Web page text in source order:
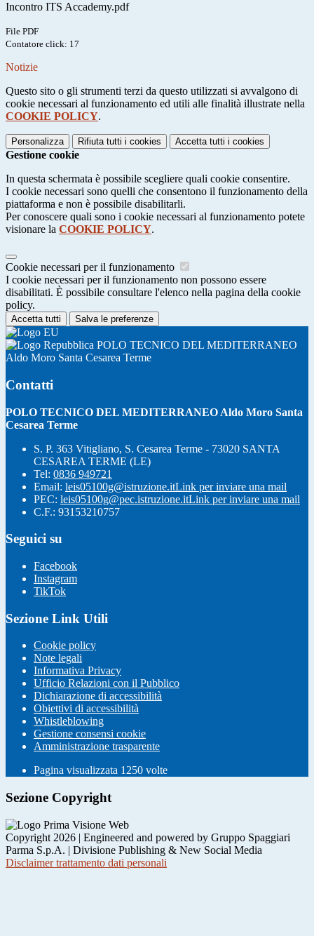
Incontro ITS Accademy.pdf
File PDF
Contatore click: 17
Notizie
Questo sito o gli strumenti terzi da questo utilizzati si avvalgono di
cookie necessari al funzionamento ed utili alle finalità illustrate nella
COOKIE POLICY.
Personalizza Rifiuta tutti i cookies Accetta tutti i cookies
Gestione cookie
In questa schermata è possibile scegliere quali cookie consentire.
I cookie necessari sono quelli che consentono il funzionamento della
piattaforma e non è possibile disabilitarli.
Per conoscere quali sono i cookie necessari al funzionamento potete
visionare la COOKIE POLICY.
Cookie necessari per il funzionamento
I cookie necessari per il funzionamento non possono essere
disabilitati. È possibile consultare l'elenco nella pagina della cookie
policy.
Accetta tutti Salva le preferenze
POLO TECNICO DEL MEDITERRANEO
Aldo Moro Santa Cesarea Terme
Contatti
POLO TECNICO DEL MEDITERRANEO Aldo Moro Santa
Cesarea Terme
S. P. 363 Vitigliano, S. Cesarea Terme - 73020 SANTA
CESAREA TERME (LE)
Tel: 0836 949721
Email: leis05100g@istruzione.itLink per inviare una mail
PEC: leis05100g@pec.istruzione.itLink per inviare una mail
C.F.: 93153210757
Seguici su
Facebook
Instagram
TikTok
Sezione Link Utili
Cookie policy
Note legali
Informativa Privacy
Ufficio Relazioni con il Pubblico
Dichiarazione di accessibilità
Obiettivi di accessibilità
Whistleblowing
Gestione consensi cookie
Amministrazione trasparente
Pagina visualizzata 1250 volte
Sezione Copyright
Copyright 2026 | Engineered and powered by Gruppo Spaggiari
Parma S.p.A. | Divisione Publishing & New Social Media
Disclaimer trattamento dati personali